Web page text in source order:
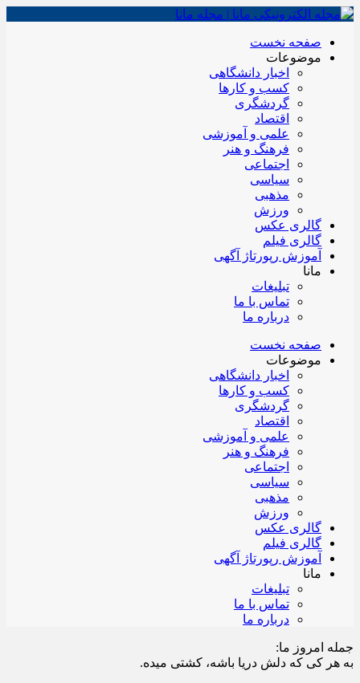
صفحه نخست
موضوعات
اخبار دانشگاهی
کسب و کارها
گردشگری
اقتصاد
علمی و آموزشی
فرهنگ و هنر
اجتماعی
سیاسی
مذهبی
ورزش
گالری عکس
گالری فیلم
آموزش رپورتاژ آگهی
مانا
تبلیغات
تماس با ما
درباره ما
صفحه نخست
موضوعات
اخبار دانشگاهی
کسب و کارها
گردشگری
اقتصاد
علمی و آموزشی
فرهنگ و هنر
اجتماعی
سیاسی
مذهبی
ورزش
گالری عکس
گالری فیلم
آموزش رپورتاژ آگهی
مانا
تبلیغات
تماس با ما
درباره ما
جمله امروز ما:
کی که دلش دریا باشه، کشتی میده.